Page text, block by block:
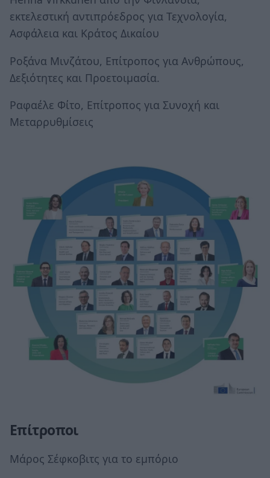
εκτελεστική αντιπρόεδρος για Τεχνολογία,
Ασφάλεια και Κράτος Δικαίου
Ροξάνα Μινζάτου, Επίτροπος για Ανθρώπους,
Δεξιότητες και Προετοιμασία.
Ραφαέλε Φίτο, Επίτροπος για Συνοχή και
Μεταρρυθμίσεις
Επίτροποι
Μάρος Σέφκοβιτς για το εμπόριο